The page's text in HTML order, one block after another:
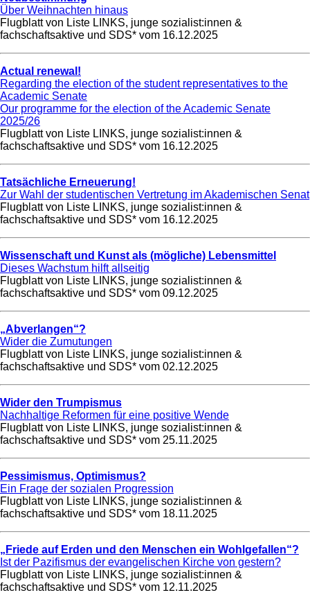
Über Weihnachten hinaus
Flugblatt von Liste LINKS, junge sozialist:innen &
fachschaftsaktive und SDS* vom 16.12.2025
Actual renewal!
Regarding the election of the student representatives to the
Academic Senate
Our programme for the election of the Academic Senate
2025/26
Flugblatt von Liste LINKS, junge sozialist:innen &
fachschaftsaktive und SDS* vom 16.12.2025
Tatsächliche Erneuerung!
Zur Wahl der studentischen Vertretung im Akademischen Senat
Flugblatt von Liste LINKS, junge sozialist:innen &
fachschaftsaktive und SDS* vom 16.12.2025
Wissenschaft und Kunst als (mögliche) Lebensmittel
Dieses Wachstum hilft allseitig
Flugblatt von Liste LINKS, junge sozialist:innen &
fachschaftsaktive und SDS* vom 09.12.2025
„Abverlangen“?
Wider die Zumutungen
Flugblatt von Liste LINKS, junge sozialist:innen &
fachschaftsaktive und SDS* vom 02.12.2025
Wider den Trumpismus
Nachhaltige Reformen für eine positive Wende
Flugblatt von Liste LINKS, junge sozialist:innen &
fachschaftsaktive und SDS* vom 25.11.2025
Pessimismus, Optimismus?
Ein Frage der sozialen Progression
Flugblatt von Liste LINKS, junge sozialist:innen &
fachschaftsaktive und SDS* vom 18.11.2025
„Friede auf Erden und den Menschen ein Wohlgefallen“?
Ist der Pazifismus der evangelischen Kirche von gestern?
Flugblatt von Liste LINKS, junge sozialist:innen &
fachschaftsaktive und SDS* vom 12.11.2025